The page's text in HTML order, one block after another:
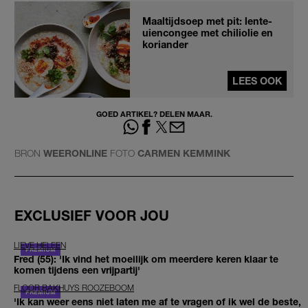
Maaltijdsoep met pit: lente-
uiencongee met chiliolie en
koriander
LEES OOK
GOED ARTIKEL? DELEN MAAR.
BRON WEERONLINE FOTO CARMEN KEMMINK
EXCLUSIEF VOOR JOU
LIEVE HELEEN
Fred (55): 'Ik vind het moeilijk om meerdere keren klaar te
komen tijdens een vrijpartij'
FLOOR BAKHUYS ROOZEBOOM
'Ik kan weer eens niet laten me af te vragen of ik wel de beste,